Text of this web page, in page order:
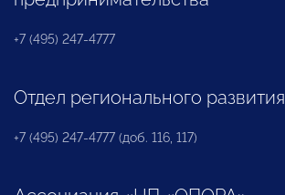
+7 (495) 247-4777
Отдел регионального развития
+7 (495) 247-4777 (доб. 116, 117)